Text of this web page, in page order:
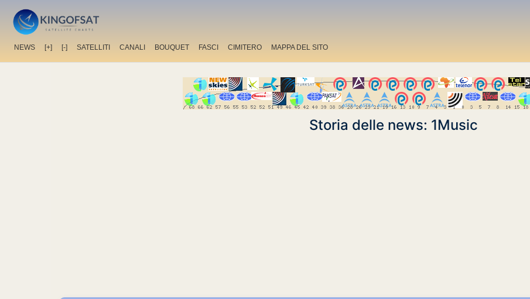
NEWS [+] [-] SATELLITI CANALI BOUQUET FASCI CIMITERO MAPPA DEL SITO
Storia delle news: 1Music